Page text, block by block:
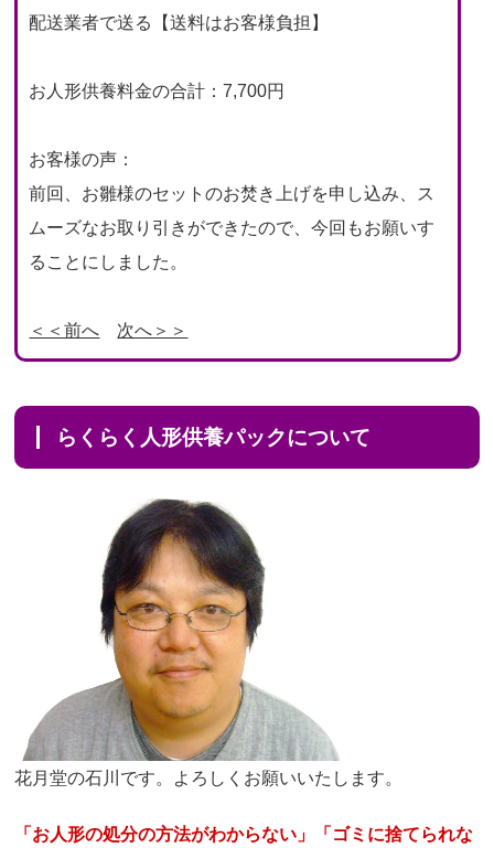
配送業者で送る【送料はお客様負担】
お人形供養料金の合計：7,700円
お客様の声：
前回、お雛様のセットのお焚き上げを申し込み、ス
ムーズなお取り引きができたので、今回もお願いす
ることにしました。
＜＜前へ 次へ＞＞
らくらく人形供養パックについて
花月堂の石川です。よろしくお願いいたします。
「お人形の処分の方法がわからない」「ゴミに捨てられな